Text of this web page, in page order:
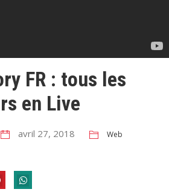
FR : tous les
en Live
avril 27, 2018 Web